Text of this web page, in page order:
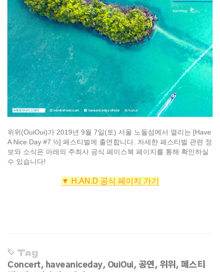
위위(OuiOui)가 2019년 9월 7일(토) 서울 노들섬에서 열리는 [Have
A Nice Day #7 ½] 페스티벌에 출연합니다. 자세한 페스티벌 관련 정
보와 소식은 아래의 주최사 공식 페이스북 페이지를 통해 확인하실
수 있습니다!
▼ H.AN.D 공식 페이지 가기
Tag
Concert, haveaniceday, OuiOui, 공연, 위위 , 페스티